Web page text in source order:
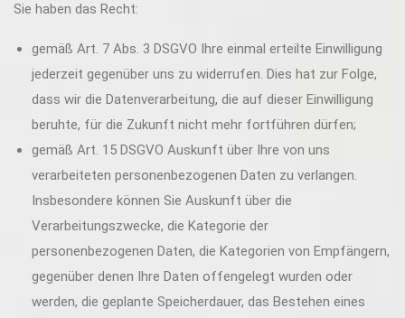
Sie haben das Recht:
gemäß Art. 7 Abs. 3 DSGVO Ihre einmal erteilte Einwilligung
jederzeit gegenüber uns zu widerrufen. Dies hat zur Folge,
dass wir die Datenverarbeitung, die auf dieser Einwilligung
beruhte, für die Zukunft nicht mehr fortführen dürfen;
gemäß Art. 15 DSGVO Auskunft über Ihre von uns
verarbeiteten personenbezogenen Daten zu verlangen.
Insbesondere können Sie Auskunft über die
Verarbeitungszwecke, die Kategorie der
personenbezogenen Daten, die Kategorien von Empfängern,
gegenüber denen Ihre Daten offengelegt wurden oder
werden, die geplante Speicherdauer, das Bestehen eines